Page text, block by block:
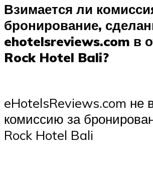
Взимается ли
бронирование,
ehotelsreviews.com в
Rock Hotel Bali?
eHotelsReviews.com не
комиссию за
Rock Hotel Bali